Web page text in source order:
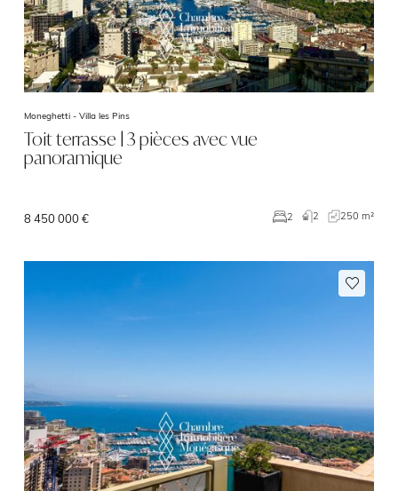
Moneghetti - Villa les Pins
Toit terrasse | 3 pièces avec vue
panoramique
8 450 000 € 2 2 250 m²